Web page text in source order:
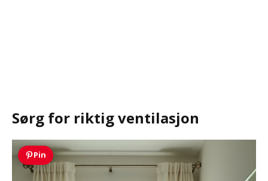
Sørg for riktig ventilasjon
Pin